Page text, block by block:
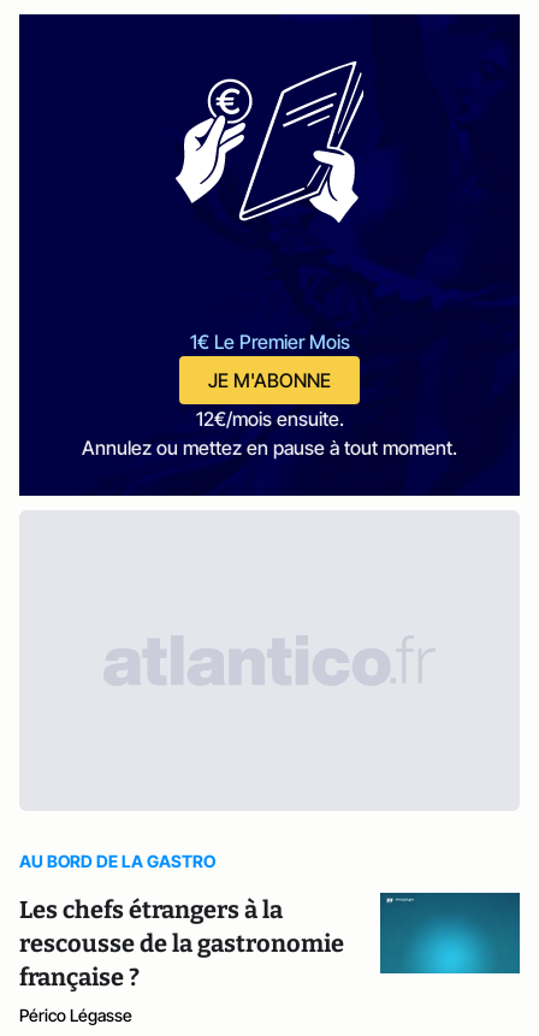
1€ Le Premier Mois
JE M'ABONNE
12€/mois ensuite.
Annulez ou mettez en pause à tout moment.
AU BORD DE LA GASTRO
Les chefs étrangers à la
rescousse de la gastronomie
française ?
Périco Légasse